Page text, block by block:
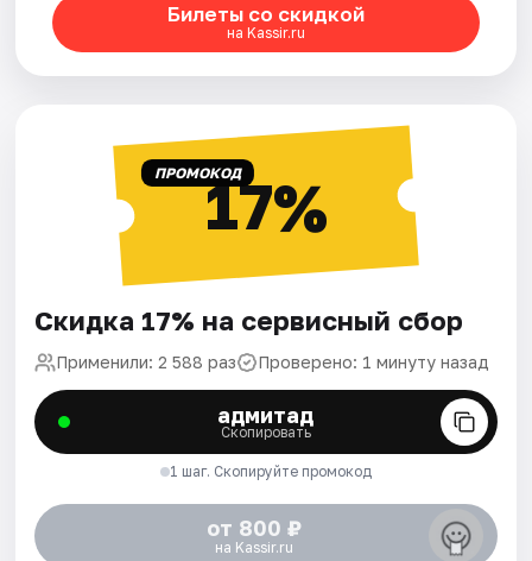
Билеты со скидкой
на Kassir.ru
ПРОМОКОД17%
Скидка 17% на сервисный сбор
Применили: 2 588 раз Проверено: 1 минуту назад
адмитад
Скопировать
1 шаг. Скопируйте промокод
от 800 ₽
на Kassir.ru